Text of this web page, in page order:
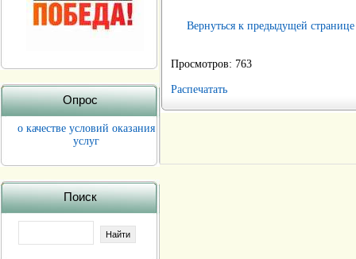
Опрос
о качестве условий оказания
услуг
Поиск
Вернуться к предыдущей странице
Просмотров: 763
Распечатать